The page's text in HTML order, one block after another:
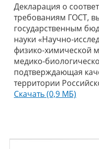
Декларация о
требованиям ГОСТ,
государственным
науки «Научно-
физико-химической
медико-
подтверждающая
территории
Скачать (0,9 МБ)